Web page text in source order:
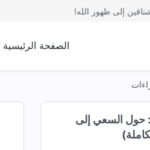
إلى ظهور الله!
الصفحة الرئيسية
الكلمة، المجلد 6: حول السعي إلى
الحق (12) الجزء الأول
(12) الجزء الثاني
الحق (13) الجزء الأول
(13) الجزء الثاني